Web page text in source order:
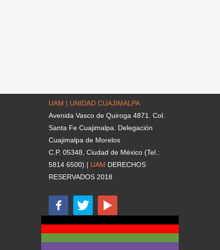
UAM | UNIDAD CUAJIMALPA
Avenida Vasco de Quiroga 4871. Col.
Santa Fe Cuajimalpa. Delegación
Cuajimalpa de Morelos
C.P. 05348, Ciudad de México (Tel.:
5814 6500) | UAM DERECHOS
RESERVADOS 2018